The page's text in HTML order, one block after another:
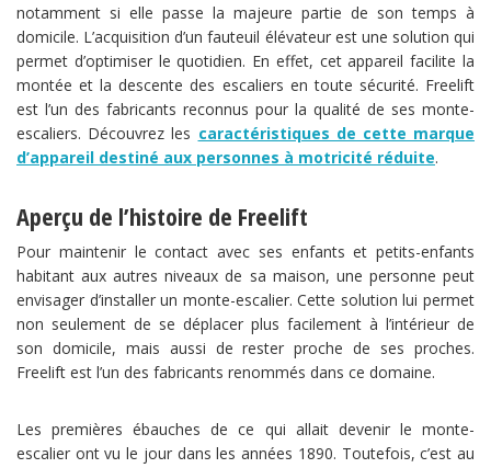
notamment si elle passe la majeure partie de son temps à
domicile. L’acquisition d’un fauteuil élévateur est une solution qui
permet d’optimiser le quotidien. En effet, cet appareil facilite la
montée et la descente des escaliers en toute sécurité. Freelift
est l’un des fabricants reconnus pour la qualité de ses monte-
escaliers. Découvrez les caractéristiques de cette marque
d’appareil destiné aux personnes à motricité réduite.
Aperçu de l’histoire de Freelift
Pour maintenir le contact avec ses enfants et petits-enfants
habitant aux autres niveaux de sa maison, une personne peut
envisager d’installer un monte-escalier. Cette solution lui permet
non seulement de se déplacer plus facilement à l’intérieur de
son domicile, mais aussi de rester proche de ses proches.
Freelift est l’un des fabricants renommés dans ce domaine.
Les premières ébauches de ce qui allait devenir le monte-
escalier ont vu le jour dans les années 1890. Toutefois, c’est au